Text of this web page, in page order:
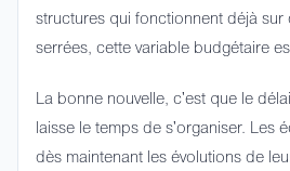
structures qui fonctionnent déjà sur
serrées, cette variable budgétaire
La bonne nouvelle, c'est que le
laisse le temps de s'organiser. Les
dès maintenant les évolutions de